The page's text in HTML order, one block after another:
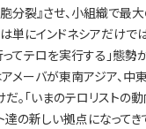
分裂』させ、小組織で最
単にインドネシアだけで
てテロを実行する」態勢
メーバが東南アジア、中
。「いまのテロリストの
の新しい拠点になってき